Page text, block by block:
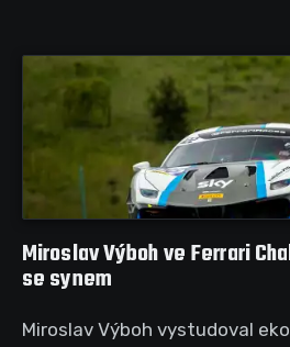
Miroslav Výboh ve Ferrari
se synem
Miroslav Výboh vystudoval